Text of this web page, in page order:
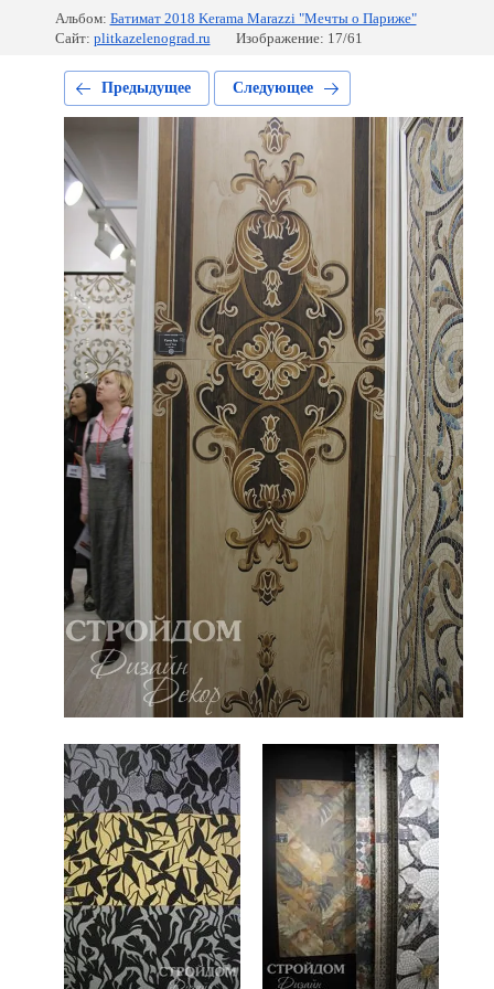
Альбом: Батимат 2018 Kerama Marazzi "Мечты о Париже"
Сайт: plitkazelenograd.ru Изображение: 17/61
Предыдущее Следующее